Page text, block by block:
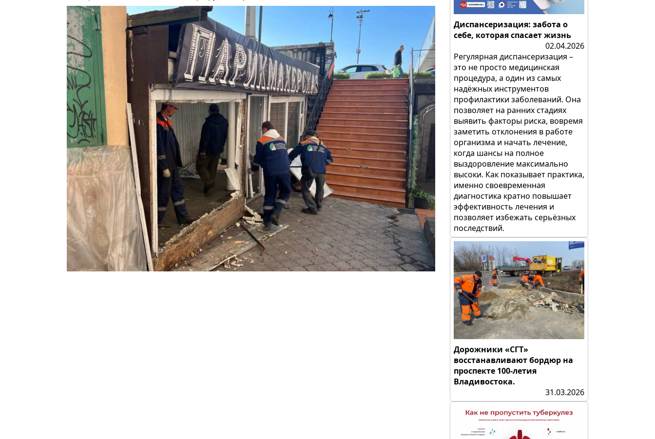
Диспансеризация: забота о
себе, которая спасает жизнь
02.04.2026
Регулярная диспансеризация –
это не просто медицинская
процедура, а один из самых
надёжных инструментов
профилактики заболеваний. Она
позволяет на ранних стадиях
выявить факторы риска, вовремя
заметить отклонения в работе
организма и начать лечение,
когда шансы на полное
выздоровление максимально
высоки. Как показывает практика,
именно своевременная
диагностика кратно повышает
эффективность лечения и
позволяет избежать серьёзных
последствий.
Дорожники «СГТ»
восстанавливают бордюр на
проспекте 100-летия
Владивостока.
31.03.2026